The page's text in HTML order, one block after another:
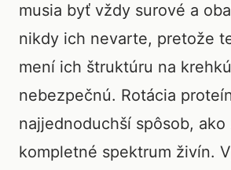
musia byť vždy surové a
nikdy ich nevarte, pretože
mení ich štruktúru na
nebezpečnú. Rotácia
najjednoduchší spôsob,
kompletné spektrum živín.